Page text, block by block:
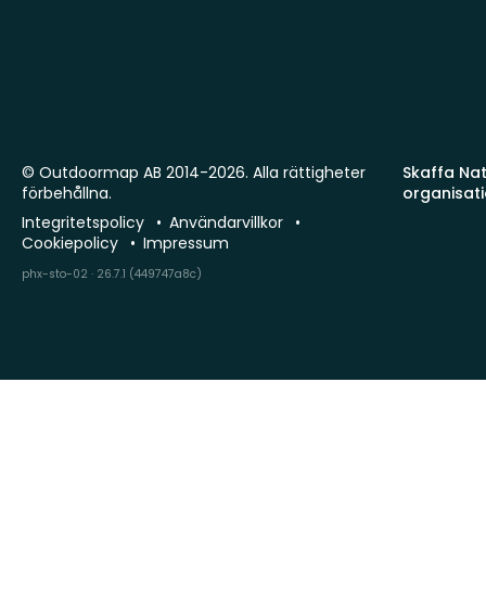
Skaffa
© Outdoormap AB 2014-2026. Alla rättigheter
förbehållna.
Integritetspolicy
Användarvillkor
Cookiepolicy
Impressum
phx-sto-02 · 26.7.1 (449747a8c)